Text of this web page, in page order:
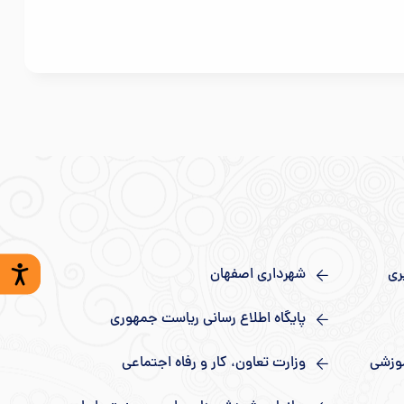
تجربه وقت بگیرید.
شهرداری اصفهان
پایگاه اطلاع رسانی ریاست جمهوری
وزارت تعاون، کار و رفاه اجتماعی